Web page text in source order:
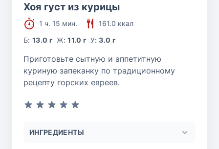
Хоя густ из курицы
1 ч. 15 мин.
161.0 ккал
Б:13.0 г Ж:11.0 г У:3.0 г
Приготовьте сытную и аппетитную
куриную запеканку по традиционному
рецепту горских евреев.
ИНГРЕДИЕНТЫ